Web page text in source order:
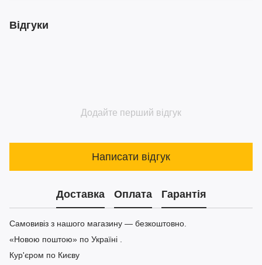
Відгуки
Додайте перший відгук
Написати відгук
Доставка Оплата Гарантія
Самовивіз з нашого магазину — безкоштовно.
«Новою поштою» по Україні .
Кур'єром по Києву